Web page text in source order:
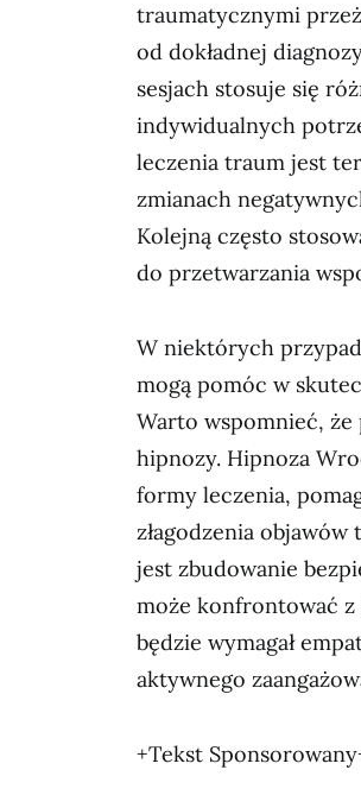
traumatycznymi
od dokładnej
sesjach stosuje się
indywidualnych
leczenia traum jest
zmianach
Kolejną często
do przetwarzania
W niektórych
mogą pomóc w
Warto wspomnieć,
hipnozy. Hipnoza
formy leczenia,
złagodzenia
jest zbudowanie
może konfrontować
będzie wymagał
aktywnego
+Tekst